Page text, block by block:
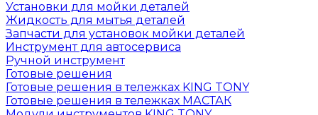
Установки для мойки деталей
Жидкость для мытья деталей
Запчасти для установок мойки деталей
Инструмент для автосервиса
Ручной инструмент
Готовые решения
Готовые решения в тележках KING TONY
Готовые решения в тележках МАСТАК